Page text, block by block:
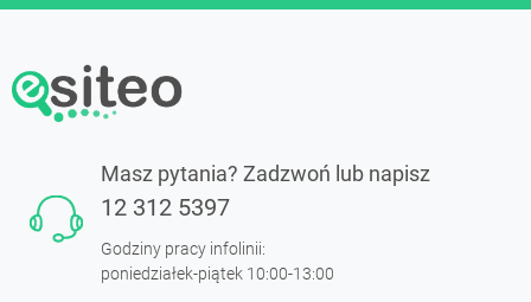
Masz pytania? Zadzwoń lub napisz
12 312 5397
Godziny pracy infolinii:
poniedziałek-piątek 10:00-13:00